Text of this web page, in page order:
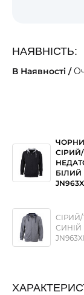
НАЯВНІСТЬ:
В Наявності /
БІЛИЙ
СИНІЙ